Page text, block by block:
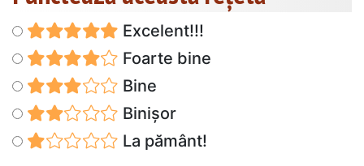
Excelent!!!
Foarte bine
Bine
Binișor
La pământ!